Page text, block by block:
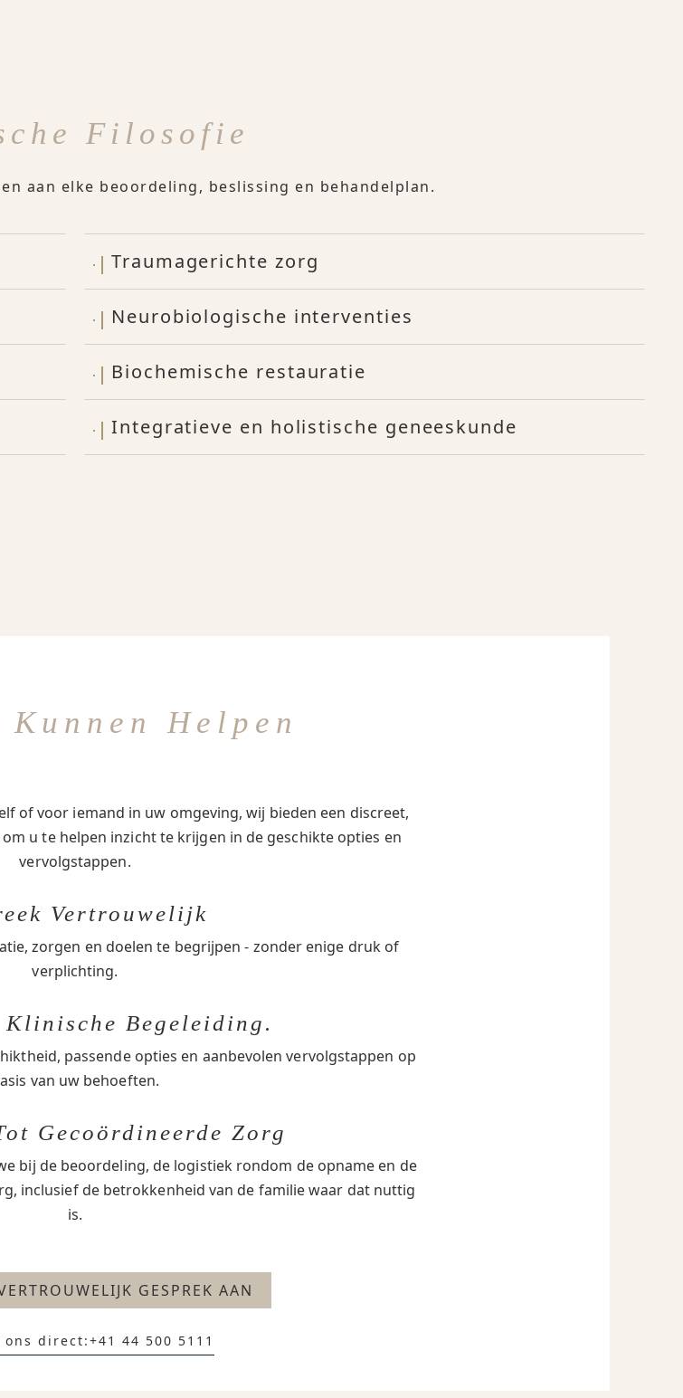
Filosofie
aan elke beoordeling, beslissing en behandelplan.
Traumagerichte zorg
Neurobiologische interventies
Biochemische restauratie
Integratieve en holistische geneeskunde
Helpen
of voor iemand in uw omgeving, wij bieden een discreet,
u te helpen inzicht te krijgen in de geschikte opties en
vervolgstappen.
Vertrouwelijk
zorgen en doelen te begrijpen - zonder enige druk of
verplichting.
Klinische Begeleiding.
passende opties en aanbevolen vervolgstappen op
van uw behoeften.
Gecoördineerde Zorg
bij de beoordeling, de logistiek rondom de opname en de
inclusief de betrokkenheid van de familie waar dat nuttig
is.
GESPREK AAN
direct:+41 44 500 5111